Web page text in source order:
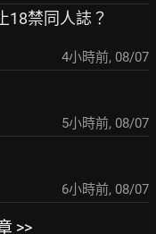
18禁同人誌？
4小時前, 08/07
5小時前, 08/07
6小時前, 08/07
>>